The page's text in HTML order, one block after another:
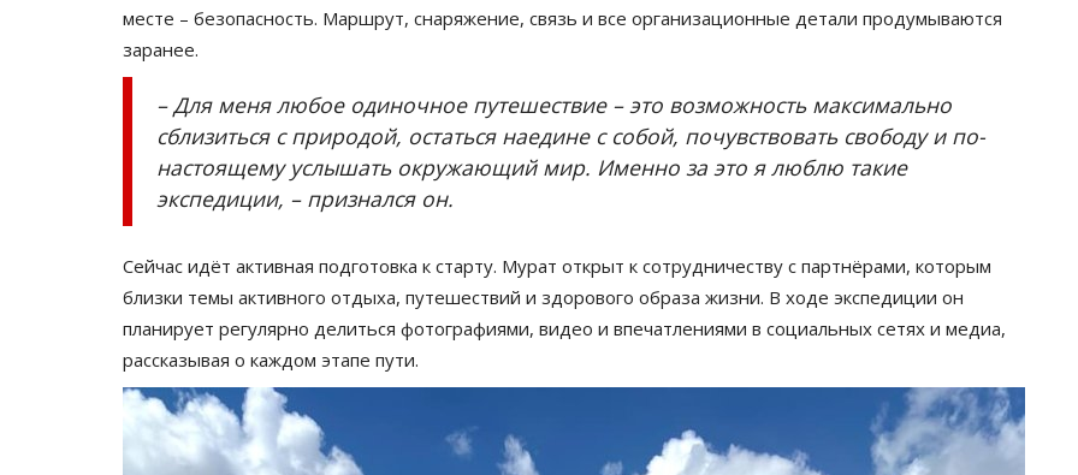
месте – безопасность. Маршрут, снаряжение, связь и все организационные детали продумываются
заранее.
– Для меня любое одиночное путешествие – это возможность максимально
сблизиться с природой, остаться наедине с собой, почувствовать свободу и по-
настоящему услышать окружающий мир. Именно за это я люблю такие
экспедиции, – признался он.
Сейчас идёт активная подготовка к старту. Мурат открыт к сотрудничеству с партнёрами, которым
близки темы активного отдыха, путешествий и здорового образа жизни. В ходе экспедиции он
планирует регулярно делиться фотографиями, видео и впечатлениями в социальных сетях и медиа,
рассказывая о каждом этапе пути.